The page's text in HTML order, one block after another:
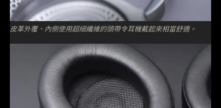
皮革外覆、內側使用超細纖維的頭帶令耳機戴起來相當舒適。